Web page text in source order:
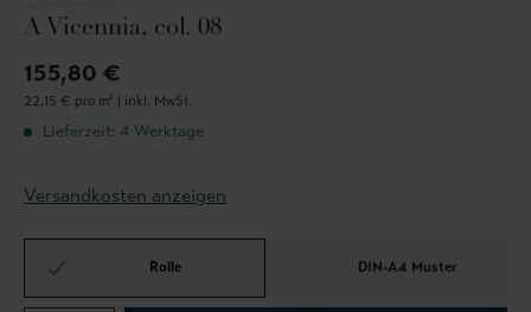
A Vicennia, col. 08
155,80 €
22,15 € pro m² | inkl. MwSt.
Lieferzeit: 4 Werktage
Versandkosten anzeigen
Rolle DIN-A4 Muster